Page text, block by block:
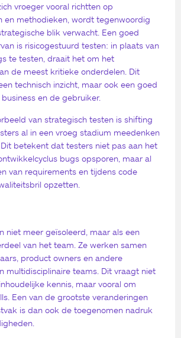
vroeger vooral richtten op
en methodieken, wordt tegenwoordig
blik verwacht. Een goed
is risicogestuurd testen: in plaats van
te testen, draait het om het
de meest kritieke onderdelen. Dit
technisch inzicht, maar ook een goed
en de gebruiker.
van strategisch testen is shifting
al in een vroeg stadium meedenken
betekent dat testers niet pas aan het
bugs opsporen, maar al
van requirements en tijdens code
opzetten.
niet meer geïsoleerd, maar als een
van het team. Ze werken samen
product owners en andere
multidisciplinaire teams. Dit vraagt niet
kennis, maar vooral om
Een van de grootste veranderingen
is dan ook de toegenomen nadruk